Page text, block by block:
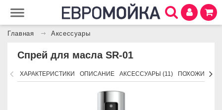
Главная Аксессуары
Спрей для масла SR-01
ХАРАКТЕРИСТИКИ ОПИСАНИЕ АКСЕССУАРЫ (11) ПОХОЖИЕ